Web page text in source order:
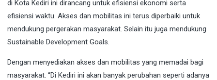
di Kota Kediri ini dirancang untuk efisiensi ekonomi serta
efisiensi waktu. Akses dan mobilitas ini terus diperbaiki untuk
mendukung pergerakan masyarakat. Selain itu juga mendukung
Sustainable Development Goals.
Dengan menyediakan akses dan mobilitas yang memadai bagi
masyarakat. “Di Kediri ini akan banyak perubahan seperti adanya